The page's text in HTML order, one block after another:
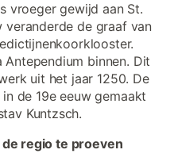
vroeger gewijd aan St.
veranderde de graaf van
binnen. Dit
uit het jaar 1250. De
de 19e eeuw gemaakt
Kuntzsch.
regio te proeven